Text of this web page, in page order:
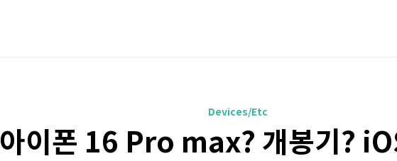
Devices/Etc
아이폰 16 Pro max? 개봉기?